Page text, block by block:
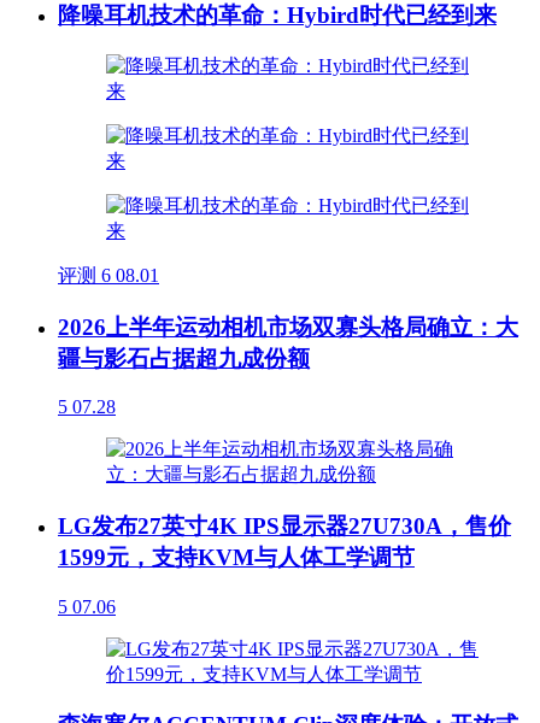
降噪耳机技术的革命：Hybird时代已经到来
评测 6 08.01
2026上半年运动相机市场双寡头格局确立：大
疆与影石占据超九成份额
5 07.28
LG发布27英寸4K IPS显示器27U730A，售价
1599元，支持KVM与人体工学调节
5 07.06